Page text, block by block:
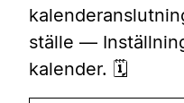
ställe —
kalender. 🗓️